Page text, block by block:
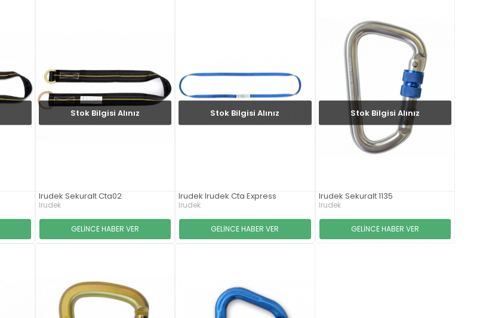
Stok Bilgisi Alınız
Irudek Sekuralt Cta02
Irudek
GELİNCE HABER VER
Stok Bilgisi Alınız
Irudek Irudek Cta Express
Irudek
GELİNCE HABER VER
Stok Bilgisi Alınız
Irudek Sekuralt 1135
Irudek
GELİNCE HABER VER